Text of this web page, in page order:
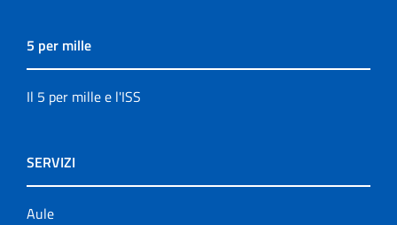
5 per mille
Il 5 per mille e l'ISS
SERVIZI
Aule